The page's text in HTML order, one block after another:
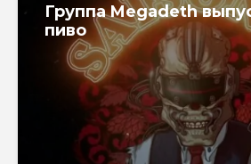
Группа Megadeth
пиво